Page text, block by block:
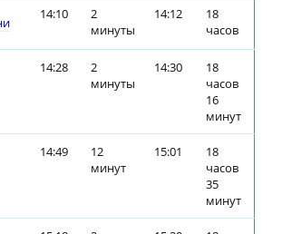
14:10
2
минуты
14:12
18
часов
14:28
2
минуты
14:30
18
часов
16
минут
14:49
12
минут
15:01
18
часов
35
минут